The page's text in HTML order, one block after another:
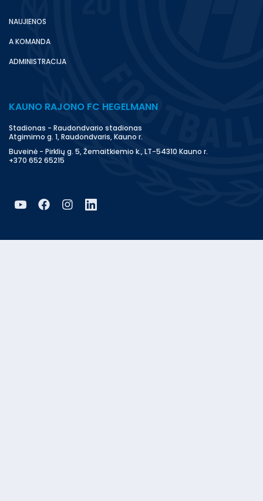
NAUJIENOS
A KOMANDA
ADMINISTRACIJA
KAUNO RAJONO FC HEGELMANN
Stadionas - Raudondvario stadionas
Atgimimo g. 1, Raudondvaris, Kauno r.
Buveinė - Pirklių g. 5, Žemaitkiemio k., LT-54310 Kauno r.
+370 652 65215